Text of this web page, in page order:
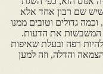
שם רבון אחד אלא
גדולים וטובים ממנו
המשבשות את הדעות.
רפה ובעלת שאיפות
והדלה, וזה למען